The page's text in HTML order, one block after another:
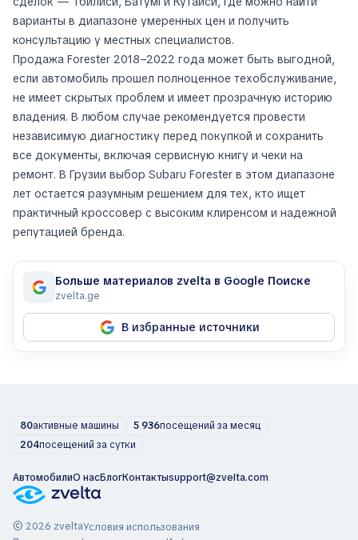
варианты в диапазоне умеренных цен и получить
консультацию у местных специалистов.
Продажа Forester 2018–2022 года может быть выгодной,
если автомобиль прошел полноценное техобслуживание,
не имеет скрытых проблем и имеет прозрачную историю
владения. В любом случае рекомендуется провести
независимую диагностику перед покупкой и сохранить
все документы, включая сервисную книгу и чеки на
ремонт. В Грузии выбор Subaru Forester в этом диапазоне
лет остается разумным решением для тех, кто ищет
практичный кроссовер с высоким клиренсом и надежной
репутацией бренда.
Больше материалов zvelta в Google Поиске
zvelta.ge
В избранные источники
80активные машины 5 936посещений за месяц
204посещений за сутки
АвтомобилиО насБлогКонтактыsupport@zvelta.com
© 2026 zveltaУсловия использования